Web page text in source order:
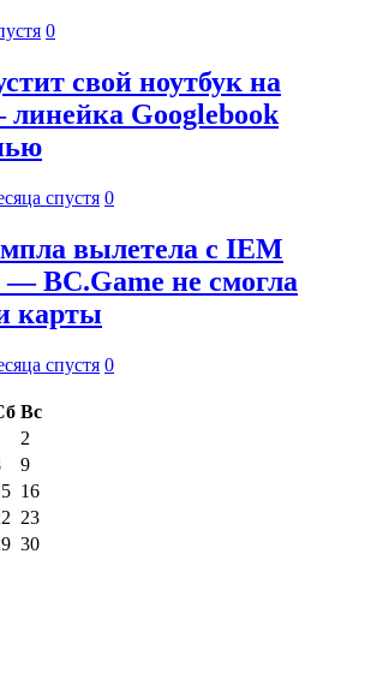
0
свой ноутбук на
Googlebook
спустя 0
вылетела с IEM
— BC.Game не смогла
карты
спустя 0
Вс
2
9
16
23
30